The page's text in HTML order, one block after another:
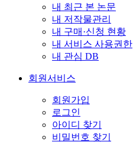
내 최근 본 논문
내 저작물관리
내 구매·신청 현황
내 서비스 사용권한
내 관심 DB
회원서비스
회원가입
로그인
아이디 찾기
비밀번호 찾기